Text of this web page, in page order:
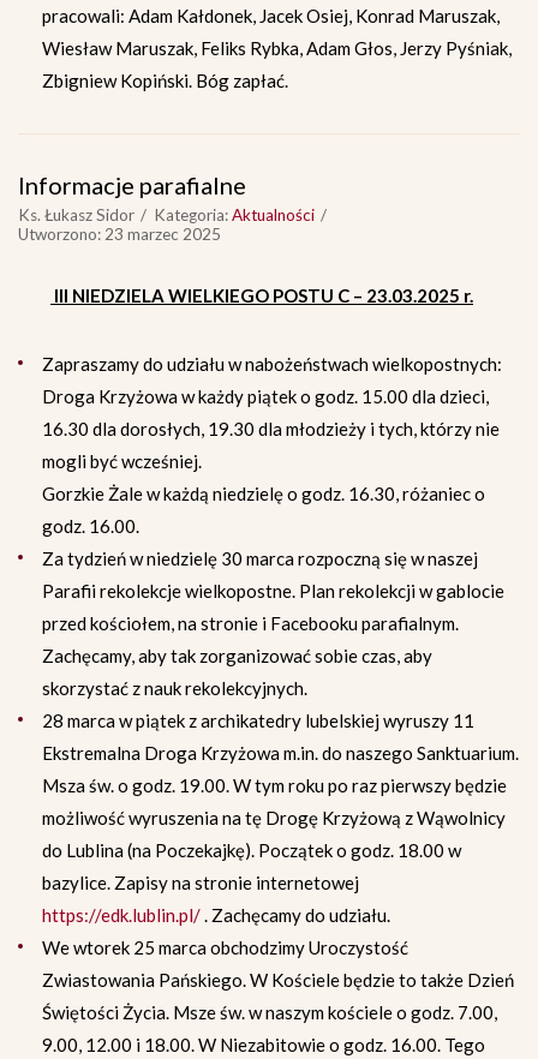
pracowali: Adam Kałdonek, Jacek Osiej, Konrad Maruszak,
Wiesław Maruszak, Feliks Rybka, Adam Głos, Jerzy Pyśniak,
Zbigniew Kopiński. Bóg zapłać.
Informacje parafialne
Ks. Łukasz Sidor Kategoria:Aktualności
Utworzono: 23 marzec 2025
III NIEDZIELA WIELKIEGO POSTU C – 23.03.2025 r.
Zapraszamy do udziału w nabożeństwach wielkopostnych:
Droga Krzyżowa w każdy piątek o godz. 15.00 dla dzieci,
16.30 dla dorosłych, 19.30 dla młodzieży i tych, którzy nie
mogli być wcześniej.
Gorzkie Żale w każdą niedzielę o godz. 16.30, różaniec o
godz. 16.00.
Za tydzień w niedzielę 30 marca rozpoczną się w naszej
Parafii rekolekcje wielkopostne. Plan rekolekcji w gablocie
przed kościołem, na stronie i Facebooku parafialnym.
Zachęcamy, aby tak zorganizować sobie czas, aby
skorzystać z nauk rekolekcyjnych.
28 marca w piątek z archikatedry lubelskiej wyruszy 11
Ekstremalna Droga Krzyżowa m.in. do naszego Sanktuarium.
Msza św. o godz. 19.00. W tym roku po raz pierwszy będzie
możliwość wyruszenia na tę Drogę Krzyżową z Wąwolnicy
do Lublina (na Poczekajkę). Początek o godz. 18.00 w
bazylice. Zapisy na stronie internetowej
https://edk.lublin.pl/. Zachęcamy do udziału.
We wtorek 25 marca obchodzimy Uroczystość
Zwiastowania Pańskiego. W Kościele będzie to także Dzień
Świętości Życia. Msze św. w naszym kościele o godz. 7.00,
9.00, 12.00 i 18.00. W Niezabitowie o godz. 16.00. Tego